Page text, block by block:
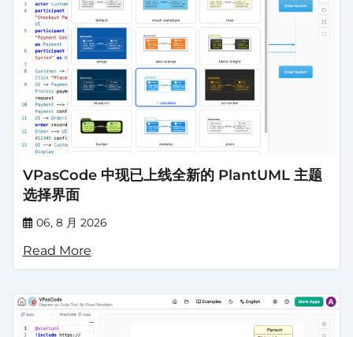
VPasCode 中现已上线全新的 PlantUML 主题
选择界面
06, 8 月 2026
Read More